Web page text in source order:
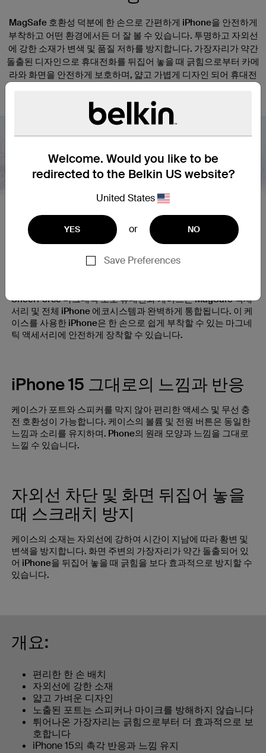
Welcome. Would you like to be
redirected to the Belkin US website?
United States
YES or NO
Save Preferences
MagSafe 호환성 덕분에 한 손으로 간편하게 iPhone을 안전하게
부착하고 어떤 환경에서든 더 잘 볼 수 있습니다. 투명하고 자외선
에 강한 소재가 변색 및 품질 저하를 방지합니다. 가장자리가 약간
돌출된 디자인으로 휴대전화를 뒤집어 놓을 때 긁힘으로부터 카메
라와 화면을 안전하게 보호하며, 얇고 가볍게 디자인 되어 휴대전
SheerForce 마그네틱 보호 휴대전화 케이스는 MagSafe 액세
서리 및 전체 iPhone 에코시스템과 완벽하게 통합됩니다. 이 케
이스를 사용한 iPhone은 한 손으로 쉽게 부착할 수 있는 마그네
틱 액세서리에 안전하게 장착할 수 있습니다.
iPhone 15 그대로의 느낌과 반응
케이스가 포트와 스피커를 막지 않아 편리한 액세스 및 무선 충
전 호환성이 가능합니다. 케이스의 볼륨 및 전원 버튼은 동일한
느낌과 소리를 유지하며. Phone의 원래 모양과 느낌을 그대로
느낄 수 있습니다.
자외선 차단 및 화면 뒤집어 놓을
때 스크래치 방지
케이스의 소재는 자외선에 강하여 시간이 지남에 따라 황변 및
변색을 방지합니다. 화면 주변의 가장자리가 약간 돌출되어 있
어 iPhone을 뒤집어 놓을 때 긁힘을 보다 효과적으로 방지할 수
있습니다.
개요:
편리한 한 손 배치
자외선에 강한 소재
얇고 가벼운 디자인
노출된 포트는 스피커나 마이크를 방해하지 않습니다
튀어나온 가장자리는 긁힘으로부터 더 효과적으로 보
호합니다
iPhone 15의 촉각 반응과 느낌 유지